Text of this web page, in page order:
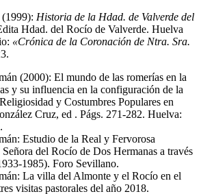
Historia de la Hdad. de Valverde del
Hdad. del Rocío de Valverde. Huelva
«Crónica de la Coronación de Ntra. Sra.
(2000): El mundo de las romerías en la
y su influencia en la configuración de la
y Costumbres Populares en
Cruz, ed . Págs. 271-282. Huelva:
Estudio de la Real y Fervorosa
del Rocío de Dos Hermanas a través
1985). Foro Sevillano.
La villa del Almonte y el Rocío en el
visitas pastorales del año 2018.